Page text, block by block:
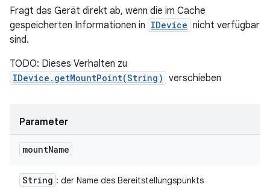
Fragt das Gerät direkt ab, wenn die im Cache
gespeicherten Informationen in IDevice nicht verfügbar
sind.
TODO: Dieses Verhalten zu
IDevice.getMountPoint(String) verschieben
Parameter
mountName
String : der Name des Bereitstellungspunkts